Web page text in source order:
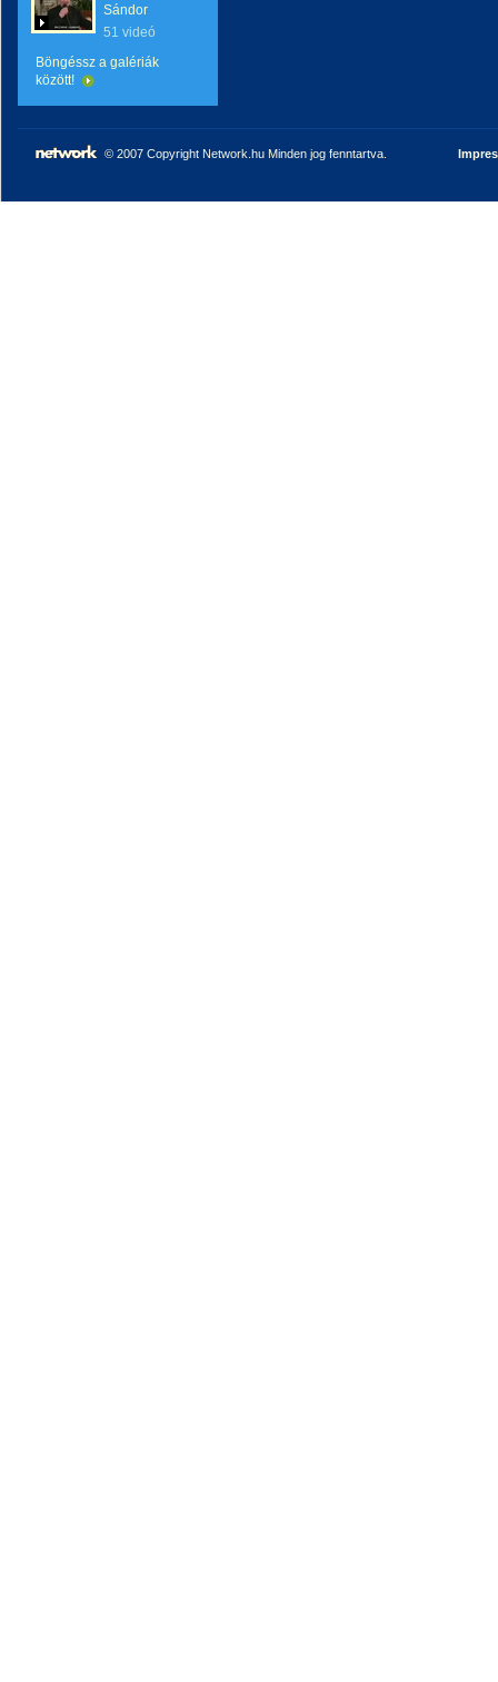
Sándor
51 videó
Böngéssz a galériák
között!
© 2007 Copyright Network.hu Minden jog fenntartva.